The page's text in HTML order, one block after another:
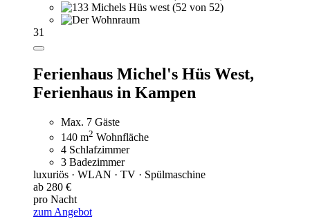
31
Ferienhaus Michel's Hüs West,
Ferienhaus in Kampen
Max. 7 Gäste
140 m2 Wohnfläche
4 Schlafzimmer
3 Badezimmer
luxuriös · WLAN · TV · Spülmaschine
ab 280 €
pro Nacht
zum Angebot